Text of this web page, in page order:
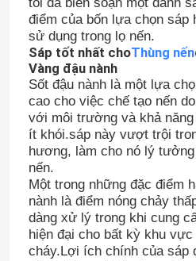
điểm của bốn lựa chọn sáp
sử dụng trong lọ nến.
Sáp tốt nhất choThùng nến
Vàng đậu nành
Sốt đậu nành là một lựa
cao cho việc chế tạo nến
với môi trường và khả
ít khói.sáp này vượt trội
hương, làm cho nó lý
nến.
Một trong những đặc điểm
nành là điểm nóng chảy
dàng xử lý trong khi cung
hiện đại cho bất kỳ khu
cháy.Lợi ích chính của sáp